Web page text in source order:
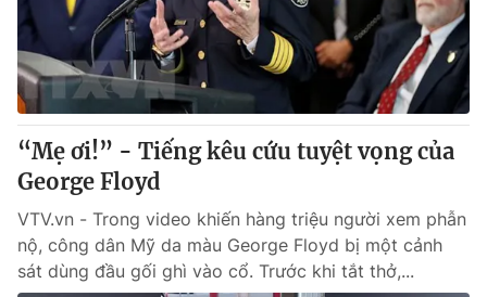
“Mẹ ơi!” - Tiếng kêu cứu tuyệt vọng của
George Floyd
VTV.vn - Trong video khiến hàng triệu người xem phẫn
nộ, công dân Mỹ da màu George Floyd bị một cảnh
sát dùng đầu gối ghì vào cổ. Trước khi tắt thở,...